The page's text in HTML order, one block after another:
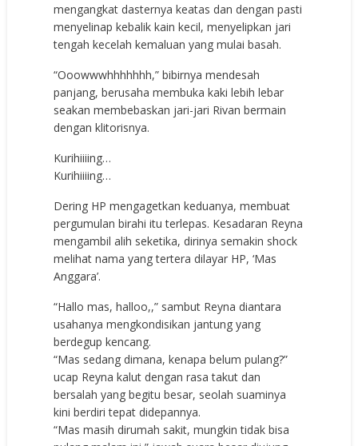
mengangkat dasternya keatas dan dengan pasti
menyelinap kebalik kain kecil, menyelipkan jari
tengah kecelah kemaluan yang mulai basah.
“Ooowwwhhhhhhh,” bibirnya mendesah
panjang, berusaha membuka kaki lebih lebar
seakan membebaskan jari-jari Rivan bermain
dengan klitorisnya.
Kurihiiiing…
Kurihiiiing…
Dering HP mengagetkan keduanya, membuat
pergumulan birahi itu terlepas. Kesadaran Reyna
mengambil alih seketika, dirinya semakin shock
melihat nama yang tertera dilayar HP, ‘Mas
Anggara’.
“Hallo mas, halloo,,” sambut Reyna diantara
usahanya mengkondisikan jantung yang
berdegup kencang.
“Mas sedang dimana, kenapa belum pulang?”
ucap Reyna kalut dengan rasa takut dan
bersalah yang begitu besar, seolah suaminya
kini berdiri tepat didepannya.
“Mas masih dirumah sakit, mungkin tidak bisa